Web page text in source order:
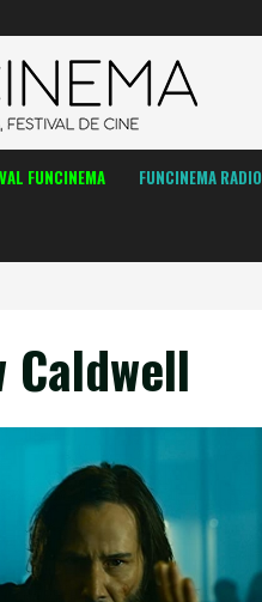
FUNCINEMA FUNCINEMA RADIO
Caldwell